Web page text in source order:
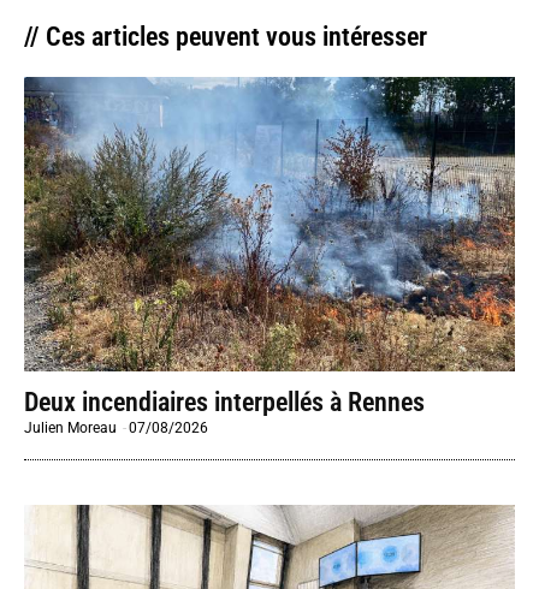
// Ces articles peuvent vous intéresser
Deux incendiaires interpellés à Rennes
Julien Moreau -07/08/2026